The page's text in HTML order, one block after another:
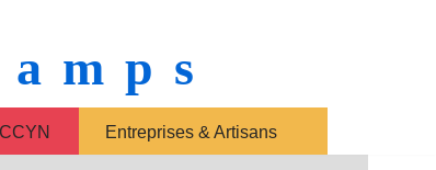
CCYN Entreprises & Artisans